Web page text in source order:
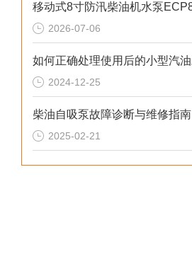
2026-07-06
2024-12-25
柴油自吸泵故障诊断与维修指南
2025-02-21